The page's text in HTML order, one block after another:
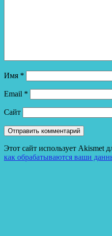
Имя *
Email *
Сайт
Этот сайт использует Akismet
как обрабатываются ваши